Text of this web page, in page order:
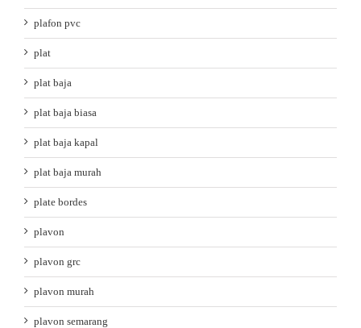
plafon pvc
plat
plat baja
plat baja biasa
plat baja kapal
plat baja murah
plate bordes
plavon
plavon grc
plavon murah
plavon semarang